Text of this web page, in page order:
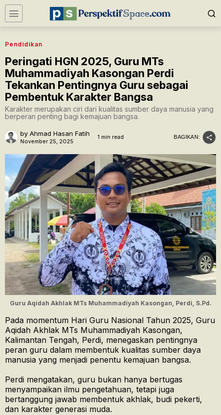
Pendidikan
Peringati HGN 2025, Guru MTs
Muhammadiyah Kasongan Perdi
Tekankan Pentingnya Guru sebagai
Pembentuk Karakter Bangsa
Karakter merupakan ciri dari kualitas sumber daya manusia yang
berperan penting bagi kemajuan bangsa.
by Ahmad Hasan Fatih
November 25, 2025
1 min read BAGIKAN:
Guru Aqidah Akhlak MTs Muhammadiyah Kasongan, Perdi, S.Pd.
Pada momentum Hari Guru Nasional Tahun 2025, Guru
Aqidah Akhlak MTs Muhammadiyah Kasongan,
Kalimantan Tengah, Perdi, menegaskan pentingnya
peran guru dalam membentuk kualitas sumber daya
manusia yang menjadi penentu kemajuan bangsa.
Perdi mengatakan, guru bukan hanya bertugas
menyampaikan ilmu pengetahuan, tetapi juga
bertanggung jawab membentuk akhlak, budi pekerti,
dan karakter generasi muda.